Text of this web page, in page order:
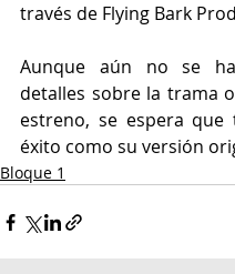
través de Flying Bark
Aunque aún no se
detalles sobre la trama
estreno, se espera que
éxito como su versión
Bloque 1